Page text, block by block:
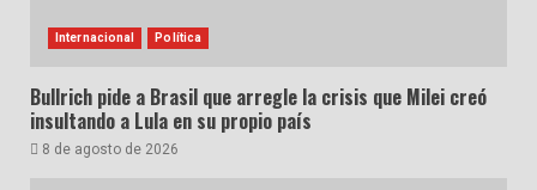
Internacional Política
Bullrich pide a Brasil que arregle la crisis que Milei creó
insultando a Lula en su propio país
8 de agosto de 2026